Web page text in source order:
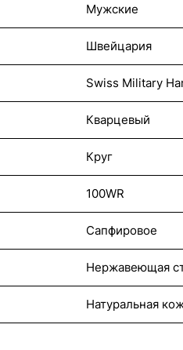
Мужские
Швейцария
Swiss Military
Кварцевый
Круг
100WR
Сапфировое
Нержавеющая
Натуральная